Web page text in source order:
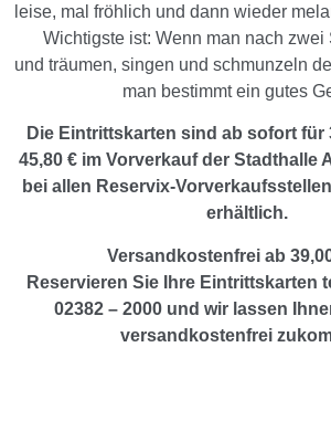
leise, mal fröhlich und dann wieder
Wichtigste ist: Wenn man nach zwei
und träumen, singen und schmunzeln
man bestimmt ein gutes
Die Eintrittskarten sind ab sofort für
45,80 € im Vorverkauf der Stadthalle
bei allen Reservix-
erhältlich.
Versandkostenfrei ab
Reservieren Sie Ihre Eintrittskarten
02382 – 2000 und wir lassen
versandkostenfrei